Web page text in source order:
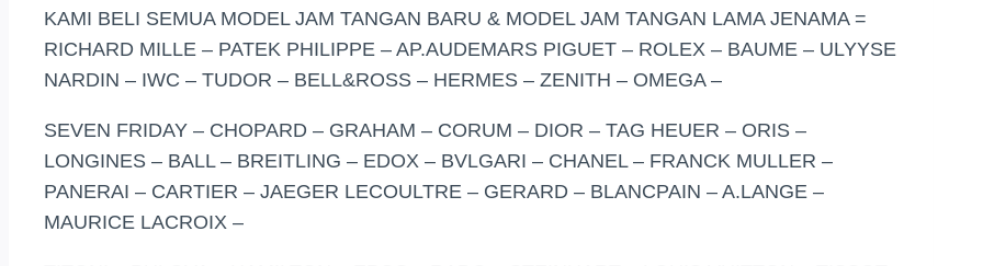
KAMI BELI SEMUA MODEL JAM TANGAN BARU & MODEL JAM TANGAN LAMA JENAMA =
RICHARD MILLE – PATEK PHILIPPE – AP.AUDEMARS PIGUET – ROLEX – BAUME – ULYYSE
NARDIN – IWC – TUDOR – BELL&ROSS – HERMES – ZENITH – OMEGA –
SEVEN FRIDAY – CHOPARD – GRAHAM – CORUM – DIOR – TAG HEUER – ORIS –
LONGINES – BALL – BREITLING – EDOX – BVLGARI – CHANEL – FRANCK MULLER –
PANERAI – CARTIER – JAEGER LECOULTRE – GERARD – BLANCPAIN – A.LANGE –
MAURICE LACROIX –